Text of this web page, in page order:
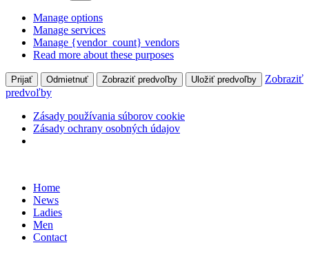
Manage options
Manage services
Manage {vendor_count} vendors
Read more about these purposes
Prijať Odmietnuť Zobraziť predvoľby Uložiť predvoľby
Zobraziť
predvoľby
Zásady používania súborov cookie
Zásady ochrany osobných údajov
contentHome
News
Ladies
Men
Contact